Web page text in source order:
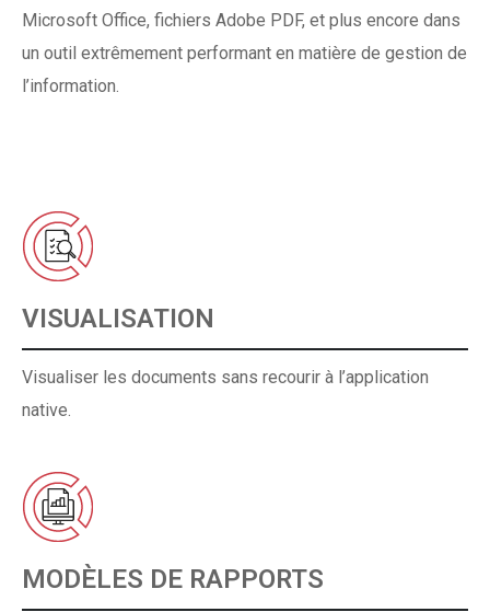
Microsoft Office, fichiers Adobe PDF, et plus encore dans
un outil extrêmement performant en matière de gestion de
l’information.
VISUALISATION
Visualiser les documents sans recourir à l’application
native.
MODÈLES DE RAPPORTS